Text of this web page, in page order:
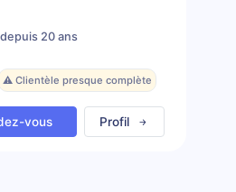
20 ans
⚠️ Clientèle presque complète
vous Profil